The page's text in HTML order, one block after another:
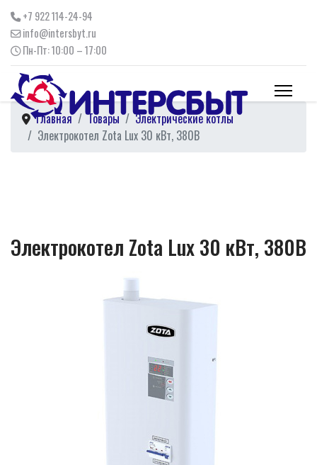
+7 922 114-24-94
info@intersbyt.ru
Пн-Пт: 10:00 – 17:00
Главная Товары
Электрические котлы
Электрокотел Zota Lux 30 кВт, 380В
Электрокотел Zota Lux 30 кВт, 380В